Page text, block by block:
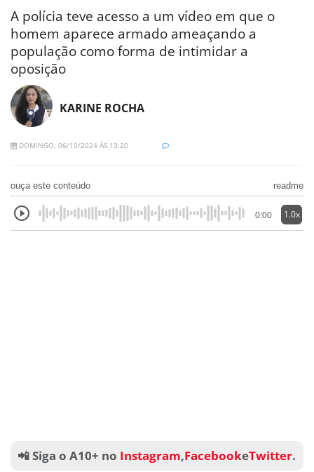
A polícia teve acesso a um vídeo em que o
homem aparece armado ameaçando a
população como forma de intimidar a
oposição
KARINE ROCHA
DOMINGO, 06/10/2024 ÀS 13:20
ouça este conteúdo readme
0:00 1.0x
📲 Siga o A10+ no Instagram,FacebookeTwitter.